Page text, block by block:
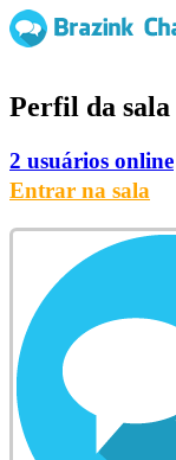
Perfil da sala
2 usuários online
Entrar na sala